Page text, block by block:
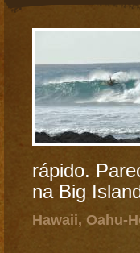
rápido.
na Big
Hawaii, Oahu-